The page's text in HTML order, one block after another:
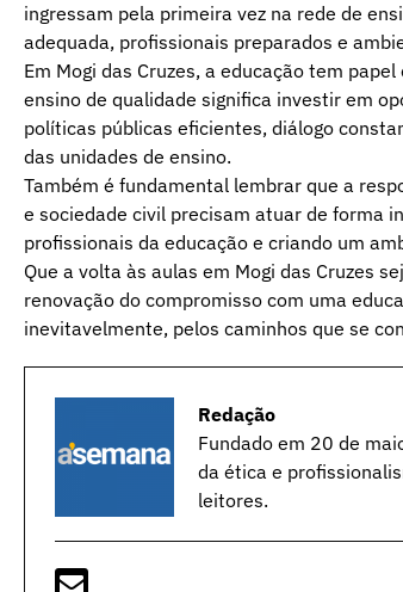
ingressam pela primeira vez na rede de
adequada, profissionais preparados e
Em Mogi das Cruzes, a educação tem
ensino de qualidade significa investir em
políticas públicas eficientes, diálogo
das unidades de ensino.
Também é fundamental lembrar que a
e sociedade civil precisam atuar de forma
profissionais da educação e criando um
Que a volta às aulas em Mogi das Cruzes
renovação do compromisso com uma
inevitavelmente, pelos caminhos que se
Redação
Fundado em 20 de
da ética e
leitores.